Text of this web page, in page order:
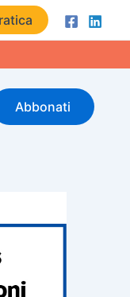
Abbonati